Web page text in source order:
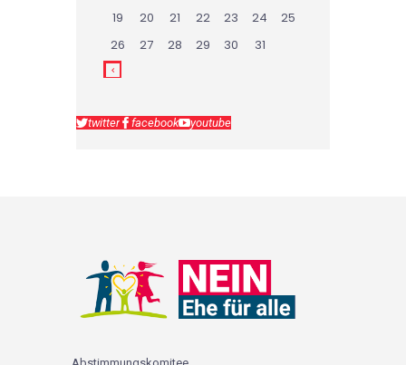
19
20 21 22 23 24
25
26
27 28 29 30 31
twitter facebook youtube